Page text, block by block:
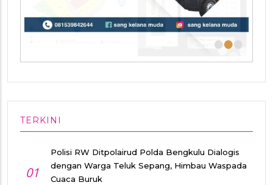
•••
TERKINI
01
Polisi RW Ditpolairud Polda Bengkulu Dialogis
dengan Warga Teluk Sepang, Himbau Waspada
Cuaca Buruk